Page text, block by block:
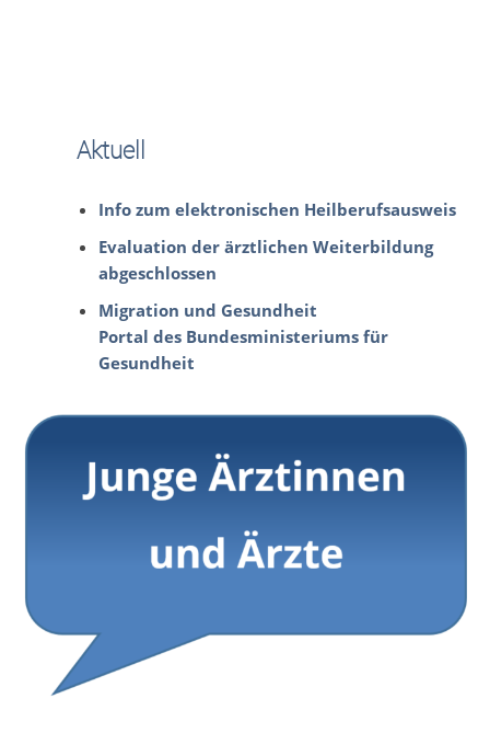
Aktuell
Info zum elektronischen Heilberufsausweis
Evaluation der ärztlichen Weiterbildung
abgeschlossen
Migration und Gesundheit
Portal des Bundesministeriums für
Gesundheit